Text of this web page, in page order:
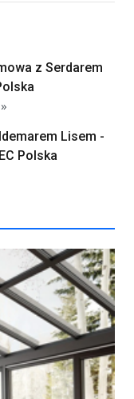
z Serdarem
Lisem -
Polska